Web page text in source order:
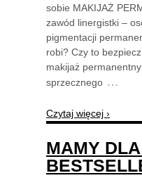
sobie MAKIJAŻ
zawód linergistki –
pigmentacji
robi? Czy to
makijaż
sprzecznego …
Czytaj więcej ›
MAMY